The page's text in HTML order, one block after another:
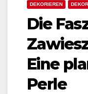
DEKORIEREN
Die
Eine
Perle